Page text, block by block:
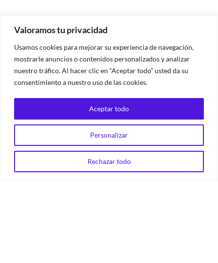
Valoramos tu privacidad
Usamos cookies para mejorar su experiencia de navegación,
mostrarle anuncios o contenidos personalizados y analizar
nuestro tráfico. Al hacer clic en “Aceptar todo” usted da su
consentimiento a nuestro uso de las cookies.
Personalizar
Rechazar todo
Aceptar todo